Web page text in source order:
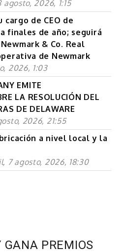
agosto, 2026, 1:15
cargo de CEO de
finales de año; seguirá
& Co. Real
de Newmark
2026, 1:03
EMITE
LA RESOLUCIÓN DEL
DE DELAWARE
2026, 21:55
a nivel local y la
7 agosto, 2026, 18:30
GANA PREMIOS